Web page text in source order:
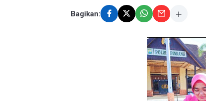
Bagikan: